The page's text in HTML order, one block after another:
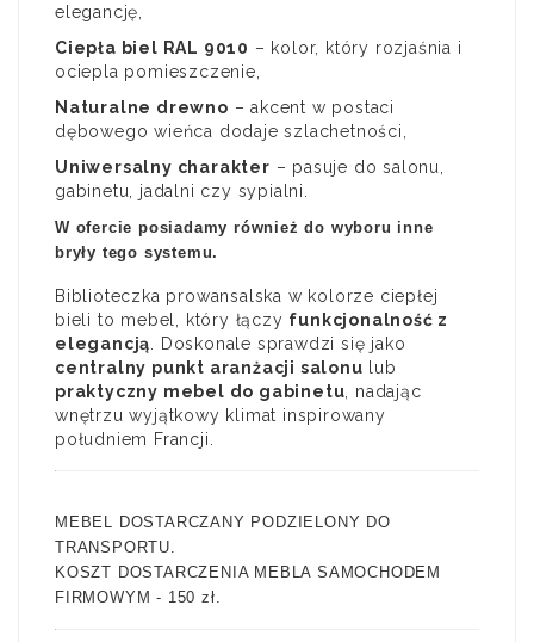
elegancję,
Ciepła biel RAL 9010 – kolor, który rozjaśnia i
ociepla pomieszczenie,
Naturalne drewno – akcent w postaci
dębowego wieńca dodaje szlachetności,
Uniwersalny charakter – pasuje do salonu,
gabinetu, jadalni czy sypialni.
W ofercie posiadamy również do wyboru inne
bryły tego systemu.
Biblioteczka prowansalska w kolorze ciepłej
bieli to mebel, który łączy funkcjonalność z
elegancją . Doskonale sprawdzi się jako
centralny punkt aranżacji salonu lub
praktyczny mebel do gabinetu , nadając
wnętrzu wyjątkowy klimat inspirowany
południem Francji.
MEBEL DOSTARCZANY PODZIELONY DO
TRANSPORTU.
KOSZT DOSTARCZENIA MEBLA SAMOCHODEM
FIRMOWYM - 150 zł.